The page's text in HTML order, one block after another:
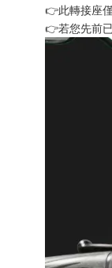
👉此轉接座
👉若您先前